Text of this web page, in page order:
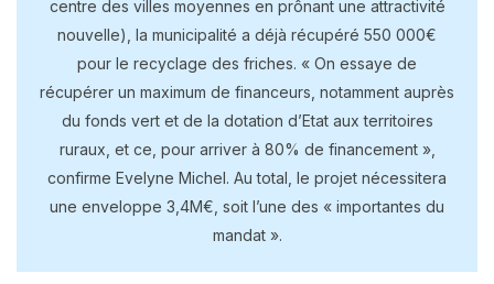
centre des villes moyennes en prônant une attractivité
nouvelle), la municipalité a déjà récupéré 550 000€
pour le recyclage des friches. « On essaye de
récupérer un maximum de financeurs, notamment auprès
du fonds vert et de la dotation d’Etat aux territoires
ruraux, et ce, pour arriver à 80% de financement »,
confirme Evelyne Michel. Au total, le projet nécessitera
une enveloppe 3,4M€, soit l’une des « importantes du
mandat ».